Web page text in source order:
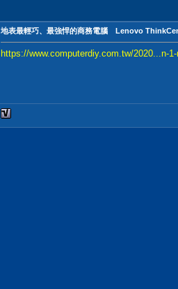
地表最輕巧、最強悍的商務電腦 Lenovo
https://www.computerdiy.com.tw/2020...n-